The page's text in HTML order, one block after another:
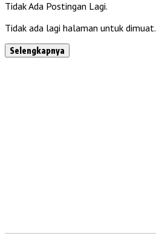
Tidak Ada Postingan Lagi.
Tidak ada lagi halaman untuk dimuat.
Selengkapnya